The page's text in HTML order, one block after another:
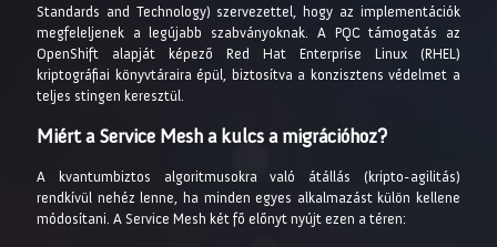
Standards and Technology) szervezettel, hogy az implementációk
megfeleljenek a legújabb szabványoknak. A PQC támogatás az
OpenShift alapját képező Red Hat Enterprise Linux (RHEL)
kriptográfiai könyvtáraira épül, biztosítva a konzisztens védelmet a
teljes stingen keresztül.
Miért a Service Mesh a kulcs a migrációhoz?
A kvantumbiztos algoritmusokra való átállás (kripto-agilitás)
rendkívül nehéz lenne, ha minden egyes alkalmazást külön kellene
módosítani. A Service Mesh két fő előnyt nyújt ezen a téren: